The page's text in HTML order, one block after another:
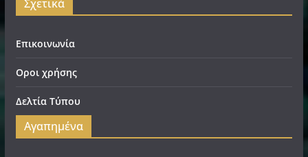
Σχετικά
Επικοινωνία
Οροι χρήσης
Δελτία Τύπου
Αγαπημένα